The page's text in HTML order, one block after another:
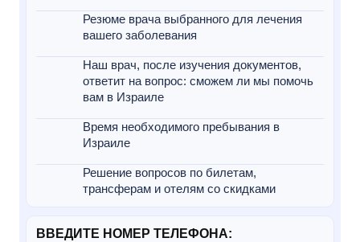
ВВЕДИТЕ НОМЕР ТЕЛЕФОНА:
Резюме врача выбранного для лечения
вашего заболевания
Наш врач, после изучения документов,
ответит на вопрос: сможем ли мы помочь
вам в Израиле
Время необходимого пребывания в
Израиле
Решение вопросов по билетам,
трансферам и отелям со скидками